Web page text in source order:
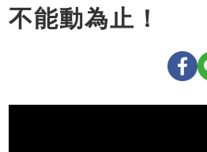
不能動為止！